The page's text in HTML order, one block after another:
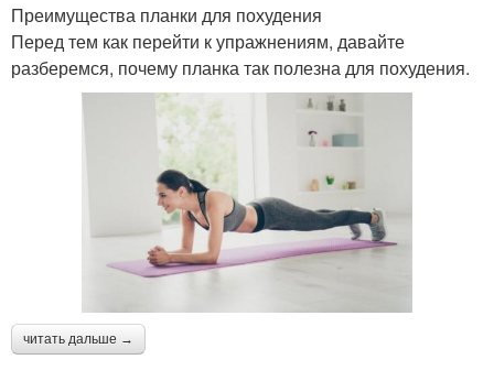
Преимущества планки для похудения
Перед тем как перейти к упражнениям, давайте
разберемся, почему планка так полезна для похудения.
читать дальше →